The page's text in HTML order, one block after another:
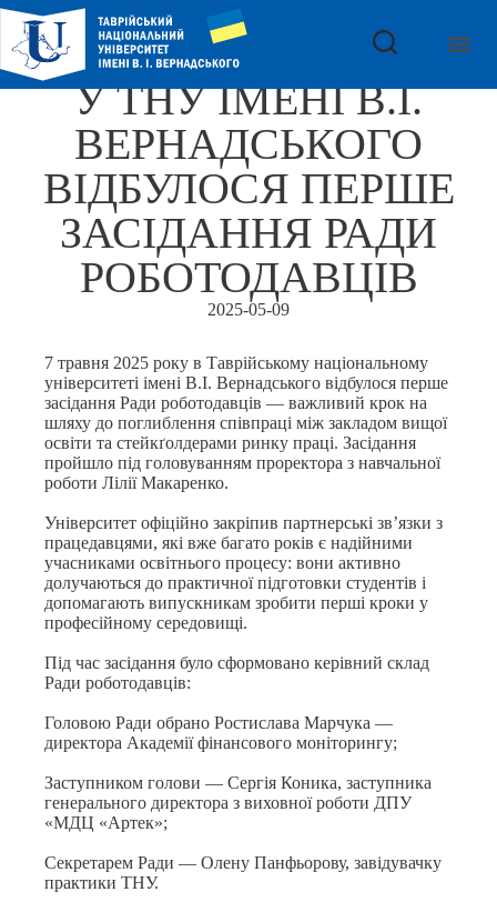
У ТНУ ІМЕНІ В.І.
ВЕРНАДСЬКОГО
ВІДБУЛОСЯ ПЕРШЕ
ЗАСІДАННЯ РАДИ
РОБОТОДАВЦІВ
2025-05-09
7 травня 2025 року в Таврійському національному
університеті імені В.І. Вернадського відбулося перше
засідання Ради роботодавців — важливий крок на
шляху до поглиблення співпраці між закладом вищої
освіти та стейкґолдерами ринку праці. Засідання
пройшло під головуванням проректора з навчальної
роботи Лілії Макаренко.
Університет офіційно закріпив партнерські зв’язки з
працедавцями, які вже багато років є надійними
учасниками освітнього процесу: вони активно
долучаються до практичної підготовки студентів і
допомагають випускникам зробити перші кроки у
професійному середовищі.
Під час засідання було сформовано керівний склад
Ради роботодавців:
Головою Ради обрано Ростислава Марчука —
директора Академії фінансового моніторингу;
Заступником голови — Сергія Коника, заступника
генерального директора з виховної роботи ДПУ
«МДЦ «Артек»;
Секретарем Ради — Олену Панфьорову, завідувачку
практики ТНУ.